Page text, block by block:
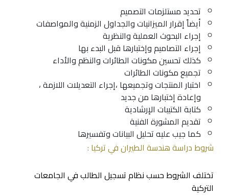
تحديد مستلزمات التصميم
أيضاً إقرار الميزانيات والجداول الزمنية والمواصفات
إجراء البحوث العملية والنظرية
إجراء التصاميم وإختبارها قبل البدء بها
كذلك تحسين مكونات الطائرات والنظم والأداء
تجميع مكونات الطائرات
اختبار المنتجات وتجميعها ،إجراء التعديلات اللازمة ،
وإعادة إختبارها من جديد
كتابة الكتيبات الإرشادية
تقديم المشورة الفنية
كما جيب عليه تحليل البيانات وتفسيرها
شروط دراسة هندسة الطيران في تركيا :
تختلف الشروط حسب نظام تسجيل الطالب في الجامعات
التركية